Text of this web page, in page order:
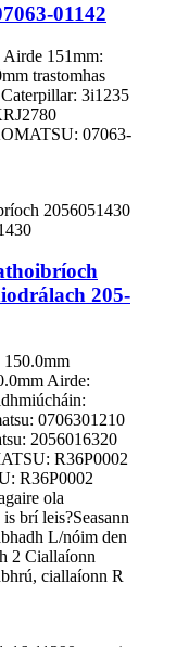
01142
Airde 151mm:
trastomhas
3i1235
07063-
205-
150.0mm
Airde:
0706301210
2056016320
R36P0002
R36P0002
ola
brí leis?Seasann
L/nóim den
2 Ciallaíonn
ciallaíonn R